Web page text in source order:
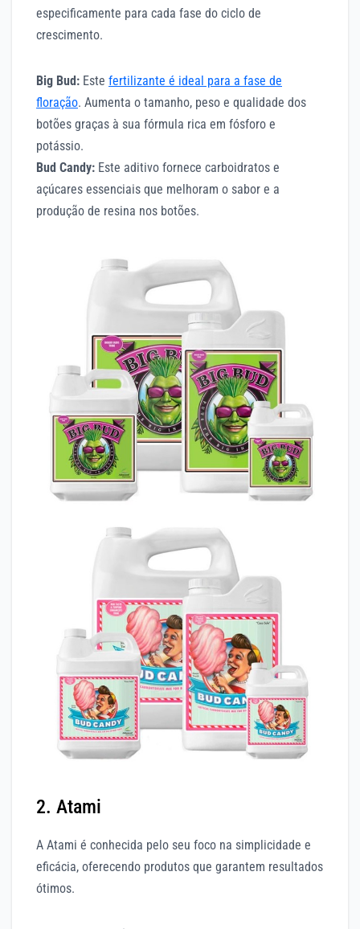
especificamente para cada fase do ciclo de
crescimento.
Big Bud: Este fertilizante é ideal para a fase de
floração. Aumenta o tamanho, peso e qualidade dos
botões graças à sua fórmula rica em fósforo e
potássio.
Bud Candy: Este aditivo fornece carboidratos e
açúcares essenciais que melhoram o sabor e a
produção de resina nos botões.
2. Atami
A Atami é conhecida pelo seu foco na simplicidade e
eficácia, oferecendo produtos que garantem resultados
ótimos.